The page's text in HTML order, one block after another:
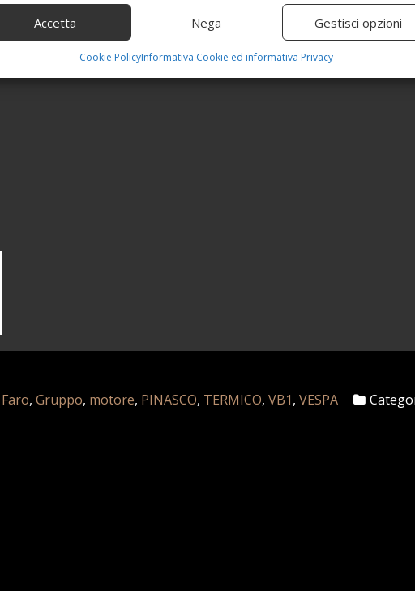
Accetta Nega Gestisci opzioni
Cookie PolicyInformativa Cookie ed informativa Privacy
Faro,Gruppo, motore, PINASCO, TERMICO,VB1,VESPA